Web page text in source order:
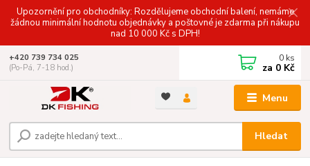
Upozornění pro obchodníky: Rozdělujeme obchodní balení, nemáme
žádnou minimální hodnotu objednávky a poštovné je zdarma při nákupu
nad 10 000 Kč s DPH!
Menu
Hledat
+420 739 734 025
(Po-Pá, 7-18 hod.)
0 ks
za 0 Kč